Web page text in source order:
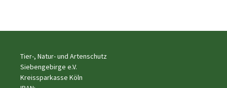
Tier-, Natur- und Artenschutz
Siebengebirge e.V.
Kreissparkasse Köln